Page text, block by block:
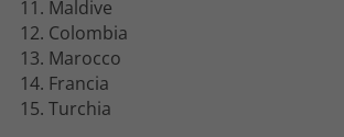
Maldive
Colombia
Marocco
Francia
Turchia